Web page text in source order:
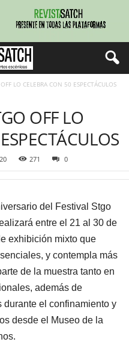
LO CELEBRA CON 50 ESPECTÁCULOS
OFF LO
271 0
del Festival Stgo
entre el 21 al 30 de
exhibición mixto que
y contempla más
de la muestra tanto en
además de
el confinamiento y
desde el Museo de la